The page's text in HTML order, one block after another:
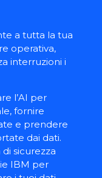
a tutta la tua
operativa,
interruzioni i
l’AI per
fornire
e prendere
dai dati.
sicurezza
IBM per